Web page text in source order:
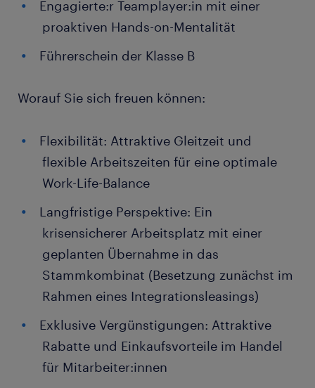
Engagierte:r Teamplayer:in mit einer
proaktiven Hands-on-Mentalität
Führerschein der Klasse B
Worauf Sie sich freuen können:
Flexibilität: Attraktive Gleitzeit und
flexible Arbeitszeiten für eine optimale
Work-Life-Balance
Langfristige Perspektive: Ein
krisensicherer Arbeitsplatz mit einer
geplanten Übernahme in das
Stammkombinat (Besetzung zunächst im
Rahmen eines Integrationsleasings)
Exklusive Vergünstigungen: Attraktive
Rabatte und Einkaufsvorteile im Handel
für Mitarbeiter:innen